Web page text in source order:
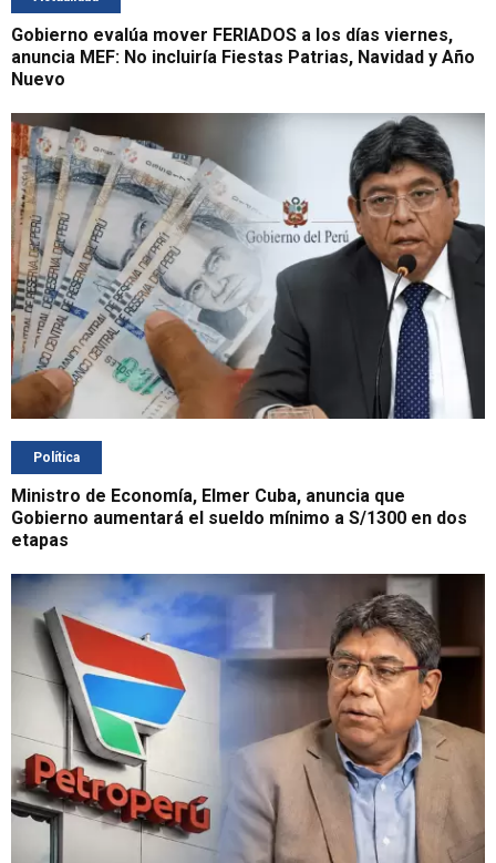
Gobierno evalúa mover FERIADOS a los días viernes,
anuncia MEF: No incluiría Fiestas Patrias, Navidad y Año
Nuevo
Política
Ministro de Economía, Elmer Cuba, anuncia que
Gobierno aumentará el sueldo mínimo a S/1300 en dos
etapas